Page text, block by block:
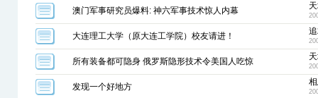
澳门军事研究员爆料: 神六军事技术惊人内幕
大连理工大学（原大连工学院）校友请进！
所有装备都可隐身 俄罗斯隐形技术令美国人吃惊
发现一个好地方